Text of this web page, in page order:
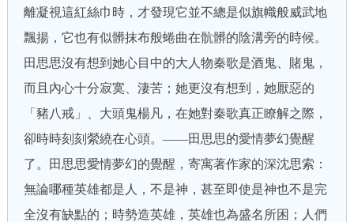
離凝視這紅絲巾時，才發現它並不總是似旗幟般威武地
飄揚，它也有似髒抹布般蜷曲在骯髒的陰溝旁的時候。
田思思沒有想到她心目中的大人物秦歌是酒鬼、賭鬼，
而且內心十分寂寞、淒苦；她更沒有想到，她厭惡的
「豬八戒」、大頭鬼楊凡，在她對秦歌真正瞭解之際，
卻時時刻刻縈繞在心頭。——田思思的愛情夢幻覺醒
了。田思思愛情夢幻的覺醒，寄寓著作家的深沈思索：
無論哪種英雄都是人，不是神，甚至即使是神也不是完
全沒有缺點的；時勢造英雄，英雄也為盛名所困；人們